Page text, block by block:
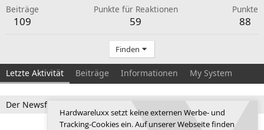
Beiträge
109
Punkte für Reaktionen
59
Punkte
88
Finden
Letzte Aktivität Beiträge Informationen My System
Der Newsfeed ist zur Zeit leer.
Hardwareluxx setzt keine externen Werbe- und
Tracking-Cookies ein. Auf unserer Webseite finden